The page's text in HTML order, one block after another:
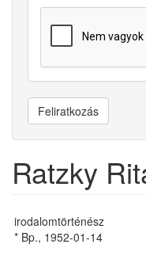
Feliratkozás
Ratzky
irodalomtörténész
* Bp., 1952-01-14